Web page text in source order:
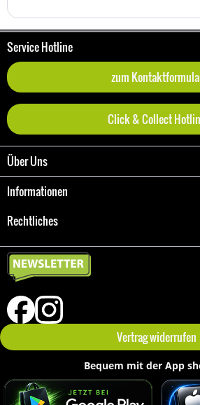
Service Hotline
zum
Click & Collect
Über Uns
Informationen
Rechtliches
Vertrag widerrufen
Bequem mit der App